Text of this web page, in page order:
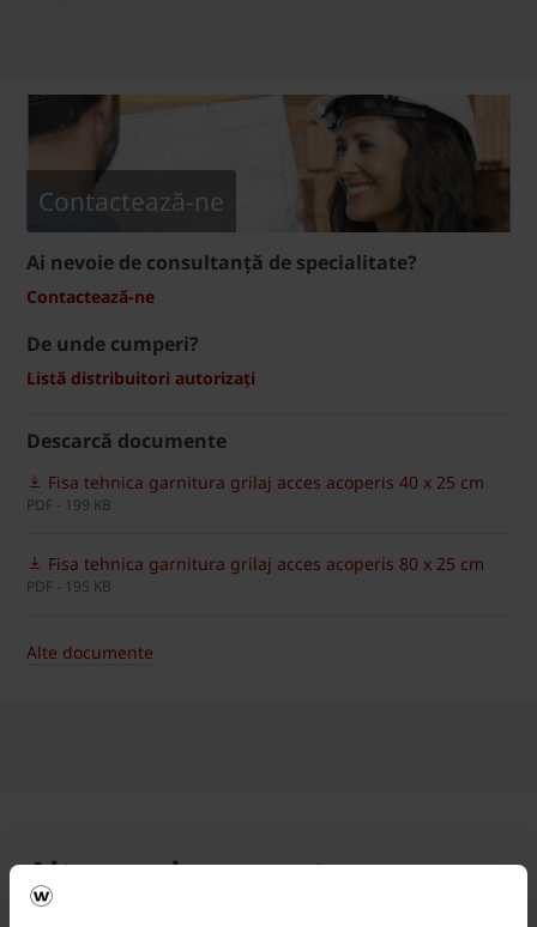
Contactează-ne
Ai nevoie de consultanță de specialitate?
Contactează-ne
De unde cumperi?
Listă distribuitori autorizați
Descarcă documente
Fisa tehnica garnitura grilaj acces acoperis 40 x 25 cm
PDF - 199 KB
Fisa tehnica garnitura grilaj acces acoperis 80 x 25 cm
PDF - 195 KB
Alte documente
Alte produse pentru
siguranță în exploatare: